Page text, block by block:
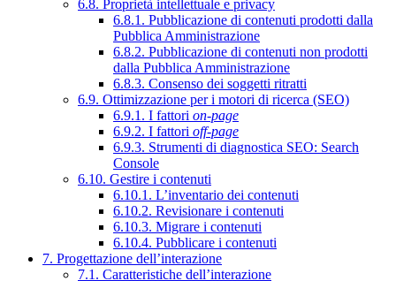
6.8. Proprietà intellettuale e privacy
6.8.1. Pubblicazione di contenuti prodotti dalla
Pubblica Amministrazione
6.8.2. Pubblicazione di contenuti non prodotti
dalla Pubblica Amministrazione
6.8.3. Consenso dei soggetti ritratti
6.9. Ottimizzazione per i motori di ricerca (SEO)
6.9.1. I fattori on-page
6.9.2. I fattori off-page
6.9.3. Strumenti di diagnostica SEO: Search
Console
6.10. Gestire i contenuti
6.10.1. L’inventario dei contenuti
6.10.2. Revisionare i contenuti
6.10.3. Migrare i contenuti
6.10.4. Pubblicare i contenuti
7. Progettazione dell’interazione
7.1. Caratteristiche dell’interazione